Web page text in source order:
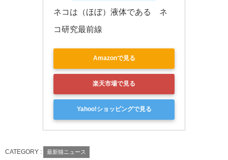
ネコは（ほぼ）液体である　ネ
コ研究最前線
Amazonで見る
楽天市場で見る
Yahoo!ショッピングで見る
CATEGORY : 最新猫ニュース